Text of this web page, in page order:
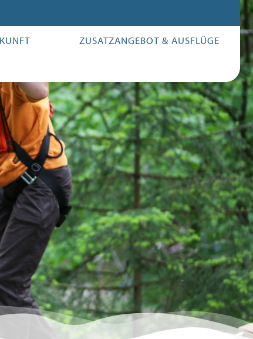
ZUSATZANGEBOT & AUSFLÜGE